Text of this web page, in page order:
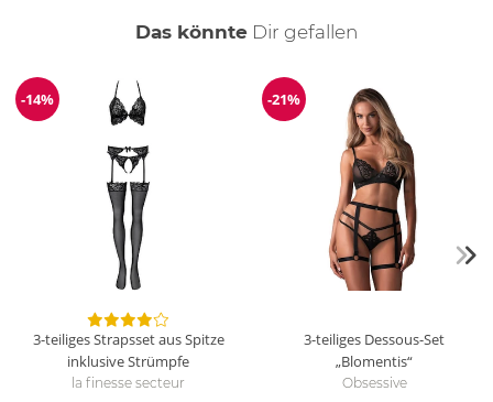
Das könnte Dir auch
gefallen
Reduzierung
-14%
3-teiliges Strapsset aus Spitze
inklusive Strümpfe
la finesse secteur
Reduzierung
-21%
3-teiliges Dessous-Set
„Blomentis“
Obsessive